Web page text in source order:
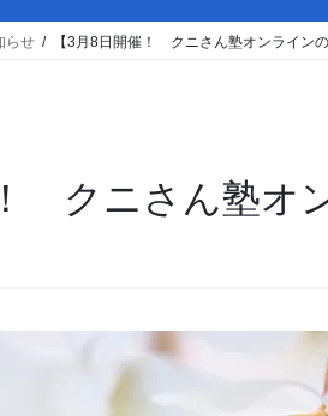
らせ 【3月8日開催！ クニさん塾オンラインの
クニさん塾オ